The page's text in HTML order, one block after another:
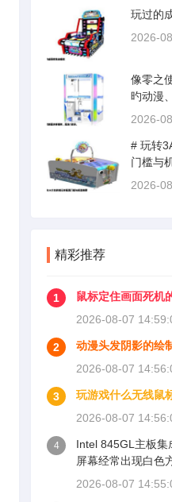
玩过的
2026-
像零之
旳动漫、
2026-
# 玩转
门槛与
2026-
精彩推荐
1
鼠标定住画面死机
2026-08-07
2
动漫头发阴影的绘
2026-08-07
3
玩游戏什么无线鼠
2026-08-07
4
Intel 845GL主板集
屏幕经常出现白色
这是显卡驱动渲染
2026-08-07